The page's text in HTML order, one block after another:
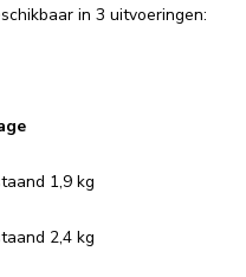
in 3 uitvoeringen:
1,9 kg
2,4 kg